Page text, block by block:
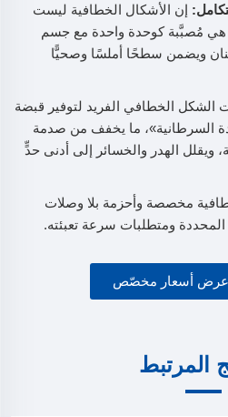
إن الأشكال الخطافية ليست
هي مُصبَّبة كوحدة واحدة مع جسم
ويضمن سطحًا أملسًا وصحيًّا
الخطافي الفريد لتوفير قبضة
السرطانية»، ما يخفف من صدمة
ويقلل الهدر والخسائر إلى أدنى حدٍّ
مخصصة وأحزمة بلا وصلات
ومتطلبات سرعة تعبئته.
أسعار مخصّص
المرتبط